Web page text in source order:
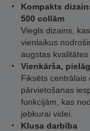
Kompakts
500 collām
Viegls dizains,
vienlaikus
augstas kvalitātes
Vienkārša,
Fiksēts centrālais
pārvietošanas
funkcijām, kas
jebkurai videi.
Klusa darbība